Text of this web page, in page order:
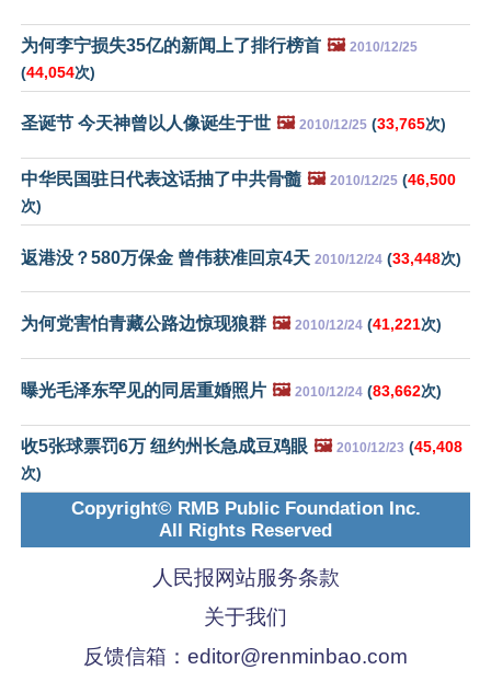
为何李宁损失35亿的新闻上了排行榜首 🖼️ 2010/12/25
(44,054次)
圣诞节 今天神曾以人像诞生于世 🖼️ 2010/12/25 (33,765次)
中华民国驻日代表这话抽了中共骨髓 🖼️ 2010/12/25 (46,500
次)
返港没？580万保金 曾伟获准回京4天 2010/12/24 (33,448次)
为何党害怕青藏公路边惊现狼群 🖼️ 2010/12/24 (41,221次)
曝光毛泽东罕见的同居重婚照片 🖼️ 2010/12/24 (83,662次)
收5张球票罚6万 纽约州长急成豆鸡眼 🖼️ 2010/12/23 (45,408
次)
Copyright© RMB Public Foundation Inc.
All Rights Reserved
人民报网站服务条款
关于我们
反馈信箱： editor@renminbao.com